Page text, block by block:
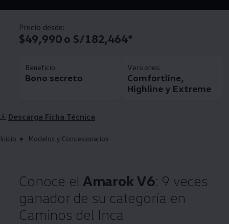
Precio desde:
$49,990 o S/182,464*
Beneficio:
Bono secreto
Versiones:
Comfortline,
Highline y Extreme
Descarga Ficha Técnica
Inicio Modelos y Concesionarios
Conoce el Amarok V6: 9 veces
ganador de su categoría en
Caminos del Inca